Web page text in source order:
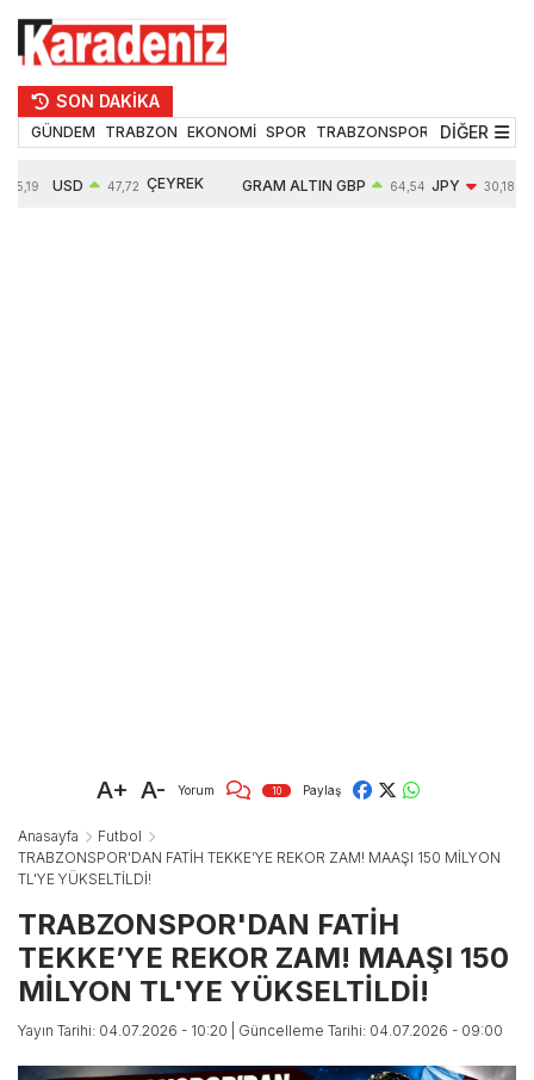
SON DAKİKA
GÜNDEM TRABZON EKONOMİ SPOR TRABZONSPOR TEKNOLOJİ
DİĞER
55,19 USD 47,72 ÇEYREK GRAM ALTIN GBP 64,54 JPY 30,18
A+ A- Yorum 10 Paylaş
Anasayfa
Futbol
TRABZONSPOR'DAN FATİH TEKKE’YE REKOR ZAM! MAAŞI 150 MİLYON
TL'YE YÜKSELTİLDİ!
TRABZONSPOR'DAN FATİH
TEKKE’YE REKOR ZAM! MAAŞI 150
MİLYON TL'YE YÜKSELTİLDİ!
Yayın Tarihi: 04.07.2026 - 10:20 | Güncelleme Tarihi: 04.07.2026 - 09:00